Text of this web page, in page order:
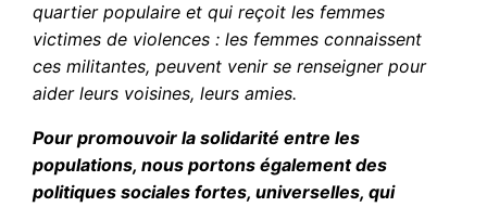
quartier populaire et qui reçoit les femmes
victimes de violences : les femmes connaissent
ces militantes, peuvent venir se renseigner pour
aider leurs voisines, leurs amies.
Pour promouvoir la solidarité entre les
populations, nous portons également des
politiques sociales fortes, universelles, qui